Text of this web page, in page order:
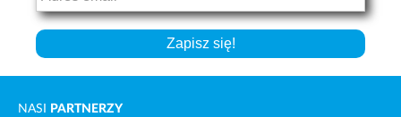
NASI PARTNERZY